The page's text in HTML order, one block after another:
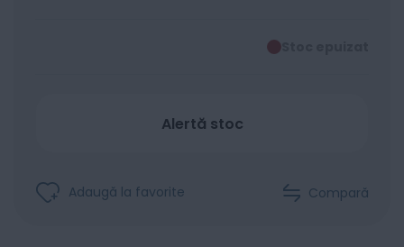
Alertă stoc
Adaugă la favorite Compară